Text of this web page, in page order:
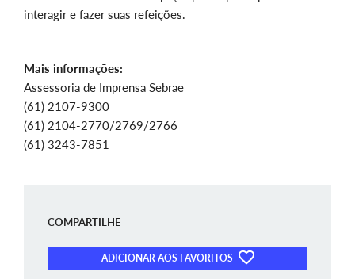
interagir e fazer suas refeições.
Mais informações:
Assessoria de Imprensa Sebrae
(61) 2107-9300
(61) 2104-2770/2769/2766
(61) 3243-7851
COMPARTILHE
ADICIONAR AOS FAVORITOS